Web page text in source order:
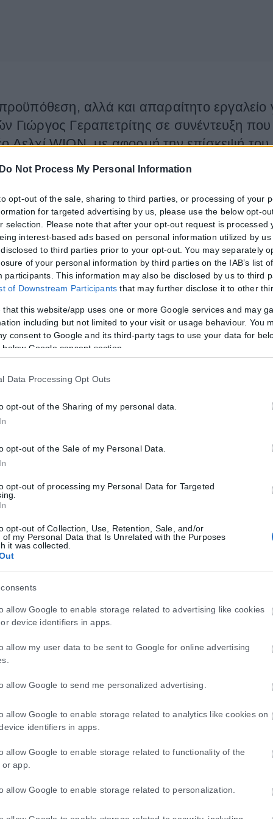
Do Not Process My Personal Information
opt-out of the sale, sharing to third parties, or processing of your
for targeted advertising by us, please use the below opt-
selection. Please note that after your opt-out request is processed
interest-based ads based on personal information utilized by
to third parties prior to your opt-out. You may separately
of your personal information by third parties on the IAB’s list of
participants. This information may also be disclosed by us to third
of Downstream Participants that may further disclose it to other
that this website/app uses one or more Google services and may
including but not limited to your visit or usage behaviour. You
consent to Google and its third-party tags to use your data for
Google consent section.
Data Processing Opt Outs
opt-out of the Sharing of my personal data.
opt-out of the Sale of my Personal Data.
opt-out of processing my Personal Data for Targeted
opt-out of Collection, Use, Retention, Sale, and/or
of my Personal Data that Is Unrelated with the Purposes
it was collected.
allow Google to enable storage related to advertising like cookies
device identifiers in apps.
allow my user data to be sent to Google for online advertising
allow Google to send me personalized advertising.
allow Google to enable storage related to analytics like cookies on
identifiers in apps.
allow Google to enable storage related to functionality of the
app.
allow Google to enable storage related to personalization.
αλλά και απαραίτητο εργαλείο
Γιώργος Γεραπετρίτης σε συνέντευξη
Δελχί WION, με αφορμή την επίσκεψή του
της Σύμβασης των Ηνωμένων Εθνών για το Δίκαιο της Θάλασσας
πλαισίου των Ηνωμένων Εθνών και ιδίως της UNCLOS
πολλές προκλήσεις όσον αφορά την εφαρμογή του Δικαίου της
και περαιτέρω προώθηση της UNCLOS.
της Θάλασσας θα αποτελέσει κοινό τόπο. Εξάλλου, πρόκειται
ουσίας δεσμεύει όχι μόνο τους υπογράφοντες, αλλά όλα τα έθνη
την Ελλάδα με την Ινδία, δύο έθνη με ιστορία
την αναβάθμιση της σχέσης μεταξύ των δύο κρατών σε
συμφωνιών που εξασφαλίζουν μία σχέση πολυεπίπεδης
αλληλεπίδρασης. Αυτές τις προοπτικές διερεύνησε και η
στην Ινδία.
πρέπει να αποτελεί μια ενιαία οντότητα», τονίζει ο κ.
Ελλάδας-Ινδίας και προσθέτει ότι το οραματικό αυτό σχέδιο
της ειρήνης.
ζωτικό τμήμα του Διαδρόμου: «Η Ελλάδα επιθυμεί να είναι το
ηπειρωτική χώρα και διαθέτει ιδιαίτερα σημαντικά λιμάνια,
να μειώσει κατά επτά ημέρες τη διάρκεια του ταξιδιού. Εκτός
δεδομένων και έχει καταστεί ενεργειακός κόμβος, ιδίως
έργα, όπως η εμβληματική κατασκευή του νέου αεροδρομίου
ο Πειραιάς και άλλα ελληνικά λιμάνια.
περνάει από το χέρι της για την υλοποίηση του διαδρόμου. «Με
για όλες τις άλλες οικονομικές και πολιτιστικές σχέσεις που
συνεργασία και πιο συγκεκριμένα με τα αραβικά κράτη, με τα
για την πραγματοποίηση του έργου.
στη Μέση Ανατολή, ο υπουργός Εξωτερικών παραδέχεται
«ανεξάρτητα από την τρέχουσα κατάσταση, η οποία
ανθρωπιστική καταστροφή, και καλεί τη διεθνή κοινότητα
βοήθειας ειδικά στην περιοχή της Γάζας».
κατάσταση που έχει διαμορφωθεί στην Ερυθρά Θάλασσα. Πέραν
Σουέζ, υπάρχει σημαντικός κίνδυνος διάχυσης της κρίσης.
μια παγκόσμια επιχείρηση για την προστασία της θαλάσσιας
«Θεωρούμε ότι είναι σημαντικό όχι μόνο ως προς την